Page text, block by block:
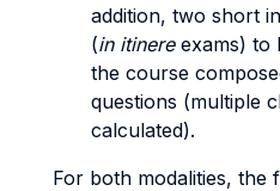
addition, two short
(in itinereexams) to
the course
questions (multiple
calculated).
For both modalities, the